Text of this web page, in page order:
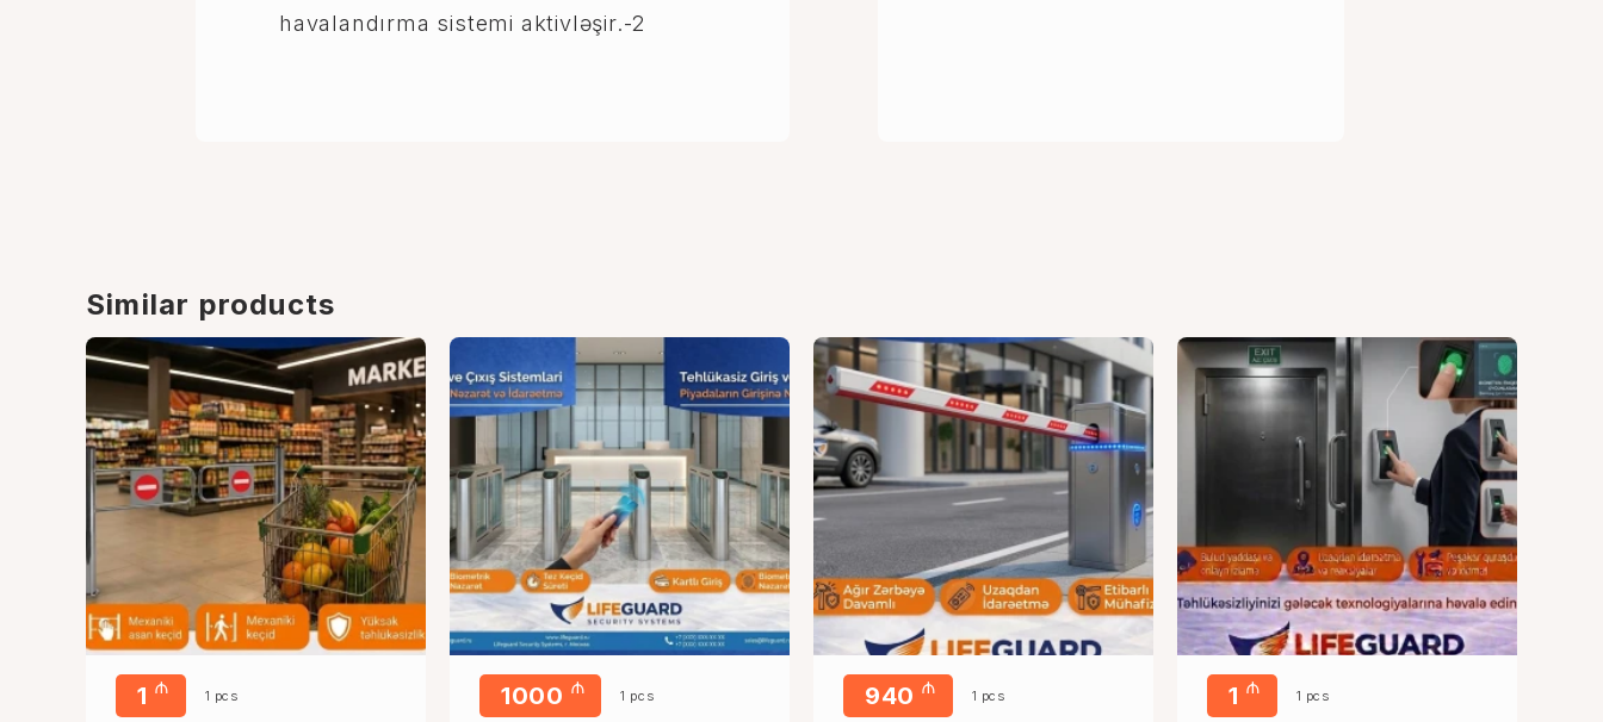
havalandırma sistemi aktivləşir.-2
Similar products
1 ₼ 1 pcs 1000 ₼ 1 pcs 940 ₼ 1 pcs 1 ₼ 1 pcs